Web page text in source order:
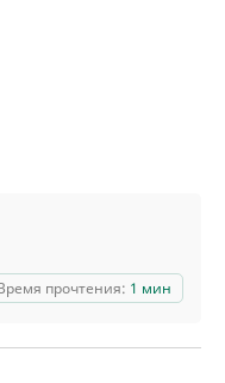
прочтения: 1 мин